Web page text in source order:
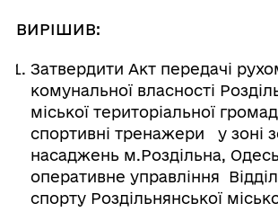
ВИРІШИВ:
Затвердити Акт передачі
комунальної власності
міської територіальної
спортивні тренажери у зоні
насаджень м.Роздільна,
оперативне управління
спорту Роздільнянської